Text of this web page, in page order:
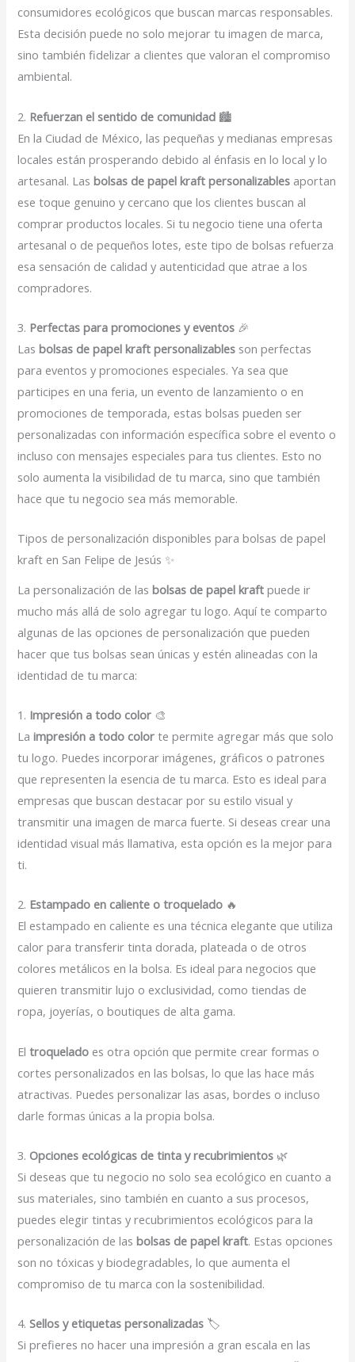
consumidores ecológicos que buscan marcas responsables.
Esta decisión puede no solo mejorar tu imagen de marca,
sino también fidelizar a clientes que valoran el compromiso
ambiental.
2. Refuerzan el sentido de comunidad 🏙️
En la Ciudad de México, las pequeñas y medianas empresas
locales están prosperando debido al énfasis en lo local y lo
artesanal. Lasbolsas de papel kraft personalizables aportan
ese toque genuino y cercano que los clientes buscan al
comprar productos locales. Si tu negocio tiene una oferta
artesanal o de pequeños lotes, este tipo de bolsas refuerza
esa sensación de calidad y autenticidad que atrae a los
compradores.
3. Perfectas para promociones y eventos 🎉
Lasbolsas de papel kraft personalizables son perfectas
para eventos y promociones especiales. Ya sea que
participes en una feria, un evento de lanzamiento o en
promociones de temporada, estas bolsas pueden ser
personalizadas con información específica sobre el evento o
incluso con mensajes especiales para tus clientes. Esto no
solo aumenta la visibilidad de tu marca, sino que también
hace que tu negocio sea más memorable.
Tipos de personalización disponibles para bolsas de papel
kraft en San Felipe de Jesús ✨
La personalización de lasbolsas de papel kraft puede ir
mucho más allá de solo agregar tu logo. Aquí te comparto
algunas de las opciones de personalización que pueden
hacer que tus bolsas sean únicas y estén alineadas con la
identidad de tu marca:
1. Impresión a todo color 🎨
Laimpresión a todo color te permite agregar más que solo
tu logo. Puedes incorporar imágenes, gráficos o patrones
que representen la esencia de tu marca. Esto es ideal para
empresas que buscan destacar por su estilo visual y
transmitir una imagen de marca fuerte. Si deseas crear una
identidad visual más llamativa, esta opción es la mejor para
ti.
2. Estampado en caliente o troquelado 🔥
El estampado en caliente es una técnica elegante que utiliza
calor para transferir tinta dorada, plateada o de otros
colores metálicos en la bolsa. Es ideal para negocios que
quieren transmitir lujo o exclusividad, como tiendas de
ropa, joyerías, o boutiques de alta gama.
Eltroquelado es otra opción que permite crear formas o
cortes personalizados en las bolsas, lo que las hace más
atractivas. Puedes personalizar las asas, bordes o incluso
darle formas únicas a la propia bolsa.
3. Opciones ecológicas de tinta y recubrimientos 🌿
Si deseas que tu negocio no solo sea ecológico en cuanto a
sus materiales, sino también en cuanto a sus procesos,
puedes elegir tintas y recubrimientos ecológicos para la
personalización de lasbolsas de papel kraft. Estas opciones
son no tóxicas y biodegradables, lo que aumenta el
compromiso de tu marca con la sostenibilidad.
4.Sellos y etiquetas personalizadas 🏷️
Si prefieres no hacer una impresión a gran escala en las